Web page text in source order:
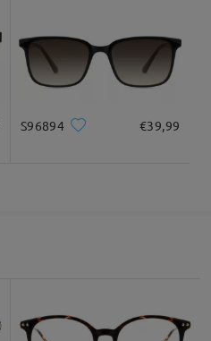
S96894 €39,99